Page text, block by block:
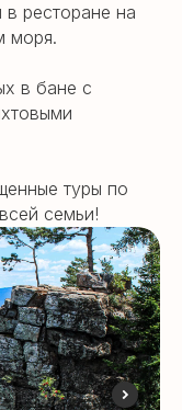
ресторане на
моря.
в бане с
туры по
семьи!